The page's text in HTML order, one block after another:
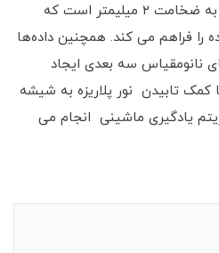
صفحه ۷۵ در ۷۵ میلی متری به ضخامت ۲ میلیمتر است که
داده را فراهم می کند. همچنین داده‌ها
نانومقیاس سه بعدی ایجاد
کمک تابیدن نور پلاریزه به شیشه
یادگیری ماشینی انجام می